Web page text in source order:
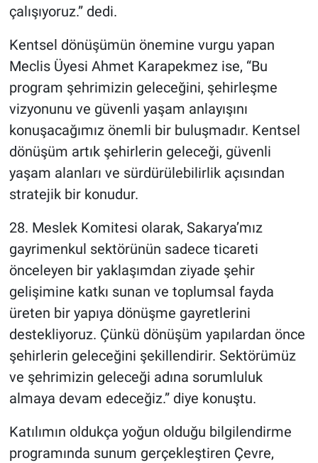
çalışıyoruz.” dedi.
Kentsel dönüşümün önemine vurgu yapan
Meclis Üyesi Ahmet Karapekmez ise, “Bu
program şehrimizin geleceğini, şehirleşme
vizyonunu ve güvenli yaşam anlayışını
konuşacağımız önemli bir buluşmadır. Kentsel
dönüşüm artık şehirlerin geleceği, güvenli
yaşam alanları ve sürdürülebilirlik açısından
stratejik bir konudur.
28. Meslek Komitesi olarak, Sakarya’mız
gayrimenkul sektörünün sadece ticareti
önceleyen bir yaklaşımdan ziyade şehir
gelişimine katkı sunan ve toplumsal fayda
üreten bir yapıya dönüşme gayretlerini
destekliyoruz. Çünkü dönüşüm yapılardan önce
şehirlerin geleceğini şekillendirir. Sektörümüz
ve şehrimizin geleceği adına sorumluluk
almaya devam edeceğiz.” diye konuştu.
Katılımın oldukça yoğun olduğu bilgilendirme
programında sunum gerçekleştiren Çevre,